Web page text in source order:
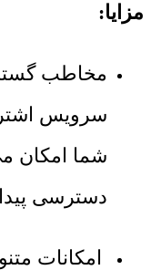
مزایا:
مخاطب
سرویس
شما امکان
دسترسی
امکانات